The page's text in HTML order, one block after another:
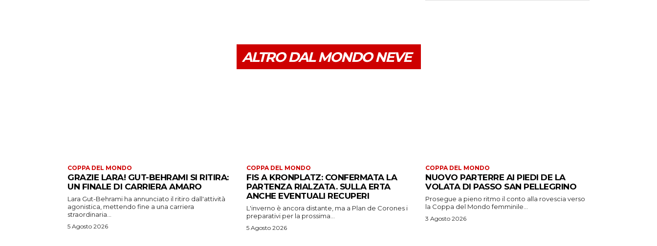
ALTRO DAL MONDO NEVE
COPPA DEL MONDO
GRAZIE LARA! GUT-BEHRAMI SI RITIRA:
UN FINALE DI CARRIERA AMARO
Lara Gut-Behrami ha annunciato il ritiro dall'attività
agonistica, mettendo fine a una carriera
straordinaria...
5 Agosto 2026
COPPA DEL MONDO
FIS A KRONPLATZ: CONFERMATA LA
PARTENZA RIALZATA. SULLA ERTA
ANCHE EVENTUALI RECUPERI
L'inverno è ancora distante, ma a Plan de Corones i
preparativi per la prossima...
5 Agosto 2026
COPPA DEL MONDO
NUOVO PARTERRE AI PIEDI DE LA
VOLATA DI PASSO SAN PELLEGRINO
Prosegue a pieno ritmo il conto alla rovescia verso
la Coppa del Mondo femminile...
3 Agosto 2026